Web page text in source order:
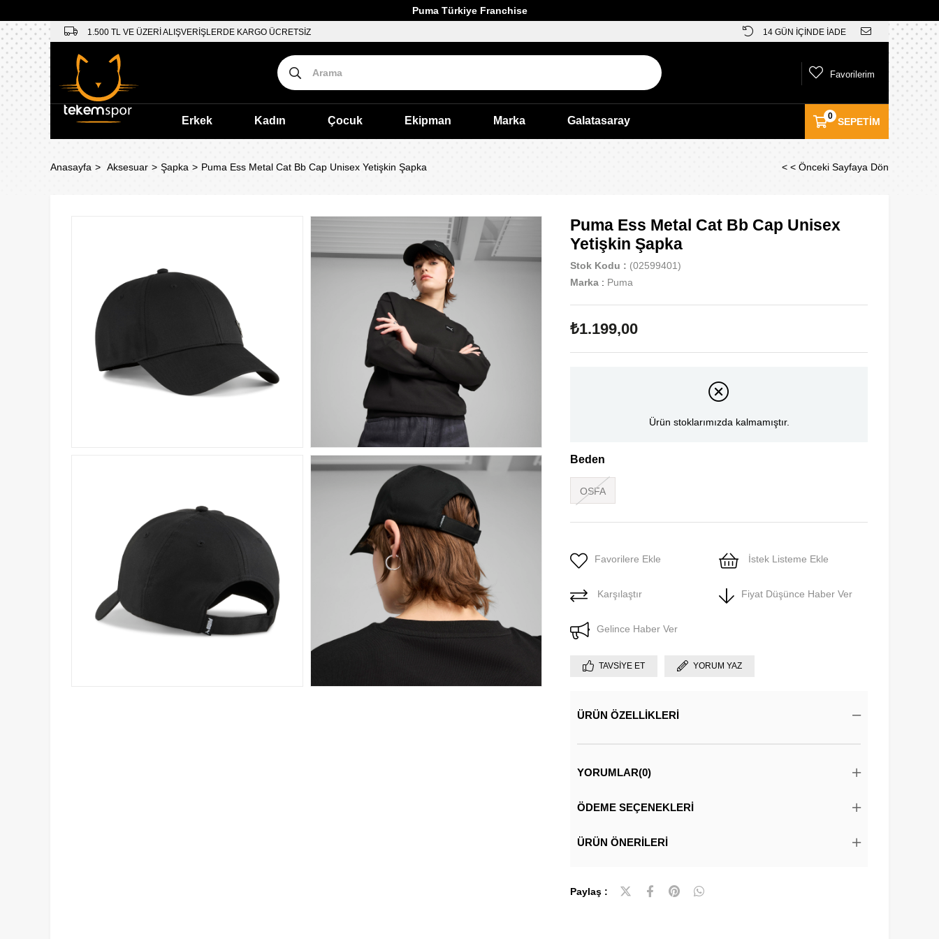
Puma Türkiye Franchise
1.500 TL VE ÜZERİ ALIŞVERİŞLERDE KARGO ÜCRETSİZ 14 GÜN İÇİNDE İADE
SEPETIM
0
Favorilerim
Erkek Kadın Çocuk Ekipman Marka Galatasaray
Anasayfa Aksesuar Şapka Puma Ess Metal Cat Bb Cap Unisex Yetişkin Şapka < < Önceki Sayfaya Dön
Puma Ess Metal Cat Bb Cap Unisex
Yetişkin Şapka
Stok Kodu
(02599401)
Marka : Puma
₺1.199,00
Ürün stoklarımızda kalmamıştır.
Beden
OSFA
Favorilere Ekle İstek Listeme Ekle
Karşılaştır Fiyat Düşünce Haber Ver
Gelince Haber Ver
TAVSIYE ET YORUM YAZ
ÜRÜN ÖZELLIKLERI
YORUMLAR(0)
ÖDEME SEÇENEKLERI
ÜRÜN ÖNERILERI
Paylaş :